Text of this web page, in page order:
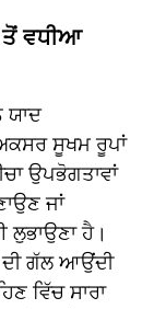
ਤੋਂ ਵਧੀਆ
ਯਾਦ
ਸੂਖਮ ਰੂਪਾਂ
ਉਪਭੋਗਤਾਵਾਂ
ਜਾਂ
ਹੈ।
ਦੀ ਗੱਲ ਆਉਂਦੀ
ਵਿੱਚ ਸਾਰਾ